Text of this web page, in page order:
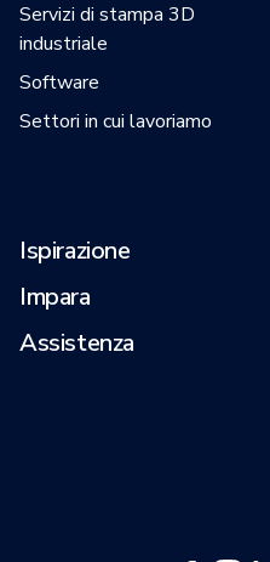
Servizi di stampa 3D
industriale
Software
Settori in cui lavoriamo
Ispirazione
Impara
Assistenza